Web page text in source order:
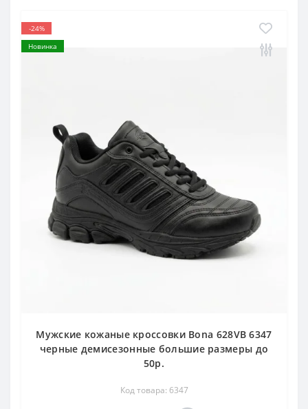
-24%
Новинка
Мужские кожаные кроссовки Bona 628VB 6347
черные демисезонные большие размеры до
50р.
Код товара: 6347